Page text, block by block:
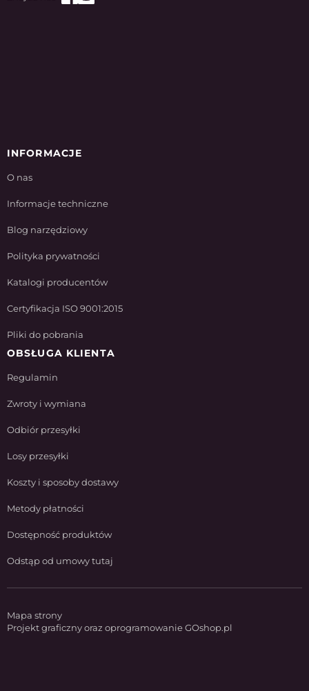
INFORMACJE
O nas
Informacje techniczne
Blog narzędziowy
Polityka prywatności
Katalogi producentów
Certyfikacja ISO 9001:2015
Pliki do pobrania
OBSŁUGA KLIENTA
Regulamin
Zwroty i wymiana
Odbiór przesyłki
Losy przesyłki
Koszty i sposoby dostawy
Metody płatności
Dostępność produktów
Odstąp od umowy tutaj
Mapa strony
Projekt graficzny oraz oprogramowanie GOshop.pl